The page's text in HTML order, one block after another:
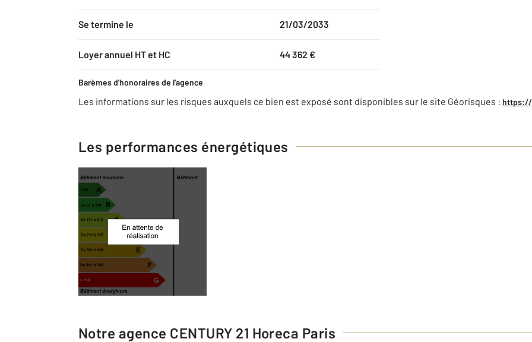
Se termine le 21/03/2033
Loyer annuel HT et HC 44 362 €
Barèmes d'honoraires de l'agence
Les informations sur les risques auxquels ce bien est exposé sont disponibles sur le site Géorisques : https://
Les performances énergétiques
Notre agence CENTURY 21 Horeca Paris